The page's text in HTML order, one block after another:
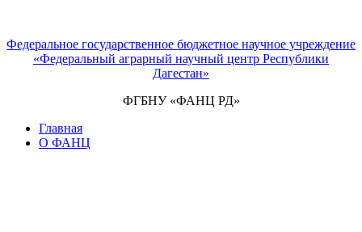
Федеральное государственное бюджетное научное учреждение
«Федеральный аграрный научный центр Республики
Дагестан»
ФГБНУ «ФАНЦ РД»
Главная
О ФАНЦ